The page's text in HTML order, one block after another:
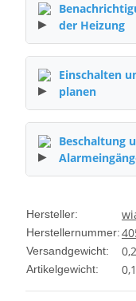
der Heizung
Einschalten
planen
Beschaltung
Hersteller:
Herstellernummer:
Versandgewicht:
Artikelgewicht: